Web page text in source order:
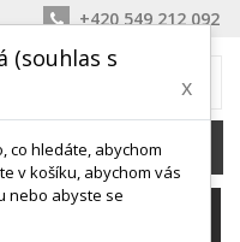
+420 549 212 092
0 Kč
(souhlas s
x
co hledáte, abychom
v košíku, abychom vás
nebo abyste se